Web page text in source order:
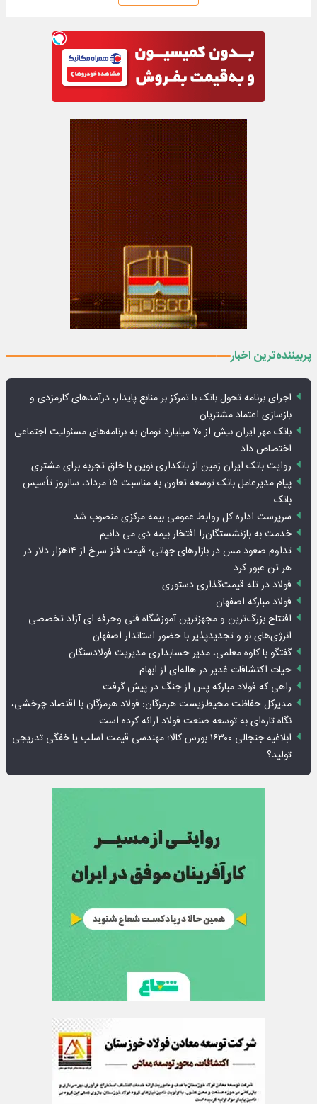
پربیننده‌ترین اخبار
اجرای برنامه تحول بانک با تمرکز بر منابع پایدار، درآمدهای کارمزدی و
بازسازی اعتماد مشتریان
بانک مهر ایران بیش از ۷۰ میلیارد تومان به برنامه‌های مسئولیت اجتماعی
اختصاص داد
روایت بانک ایران زمین از بانکداری نوین با خلق تجربه برای مشتری
پیام مدیرعامل بانک توسعه تعاون به مناسبت ۱۵ مرداد، سالروز تأسیس
بانک
سرپرست اداره کل روابط عمومی بیمه مرکزی منصوب شد
خدمت به بازنشستگان‌را افتخار بیمه دی می دانیم
تداوم صعود مس در بازارهای جهانی؛ قیمت فلز سرخ از ۱۴هزار دلار در
هر تن عبور کرد
فولاد در تله قیمت‌گذاری دستوری
فولاد مبارکه اصفهان
افتتاح بزرگ‌ترین و مجهزترین آموزشگاه فنی وحرفه ای آزاد تخصصی
انرژی‌های نو و تجدیدپذیر با حضور استاندار اصفهان
گفتگو با کاوه معلمی، مدیر حسابداری مدیریت فولادسنگان
حیات اکتشافات غدیر در هاله‌ای از ابهام
راهی که فولاد مبارکه پس از جنگ در پیش گرفت
مدیرکل حفاظت محیط‌زیست هرمزگان: فولاد هرمزگان با اقتصاد چرخشی،
نگاه تازه‌ای به توسعه صنعت فولاد ارائه کرده است
ابلاغیه جنجالی ۱۶۳۰۰ بورس کالا؛ مهندسی قیمت اسلب یا خفگی تدریجی
تولید؟